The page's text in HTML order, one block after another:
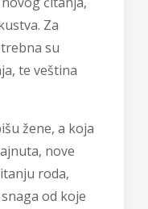
Za
su
te veština
žene, a koja
nove
roda,
od koje